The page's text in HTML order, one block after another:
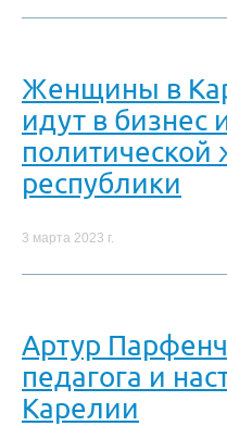
Женщины в
идут в бизнес
политической
республики
3 марта 2023 г.
Артур
педагога и
Карелии